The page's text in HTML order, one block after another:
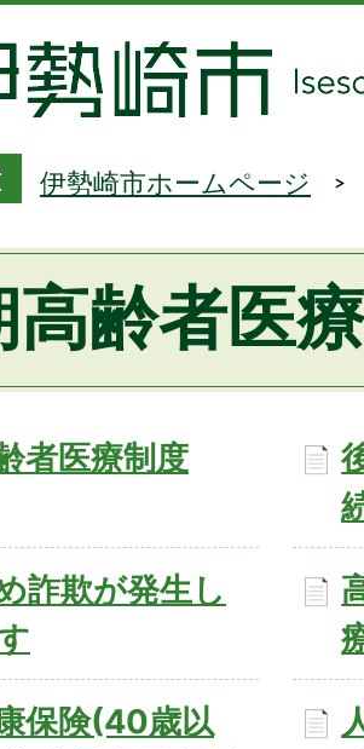
伊勢崎市ホームページ
高齢者医
者医療制度
詐欺が発生し
保険(40歳以